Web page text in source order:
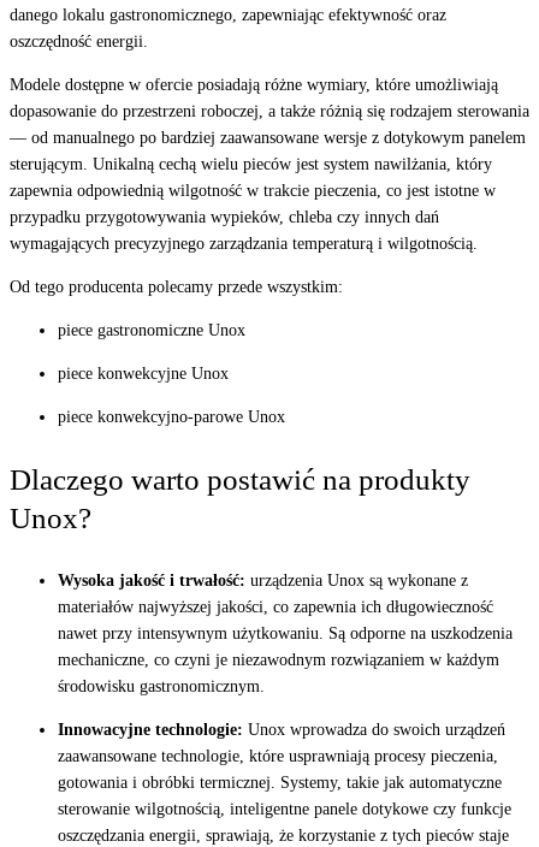
danego lokalu gastronomicznego, zapewniając efektywność oraz
oszczędność energii.
Modele dostępne w ofercie posiadają różne wymiary, które umożliwiają
dopasowanie do przestrzeni roboczej, a także różnią się rodzajem sterowania
— od manualnego po bardziej zaawansowane wersje z dotykowym panelem
sterującym. Unikalną cechą wielu pieców jest system nawilżania, który
zapewnia odpowiednią wilgotność w trakcie pieczenia, co jest istotne w
przypadku przygotowywania wypieków, chleba czy innych dań
wymagających precyzyjnego zarządzania temperaturą i wilgotnością.
Od tego producenta polecamy przede wszystkim:
piece gastronomiczne Unox
piece konwekcyjne Unox
piece konwekcyjno-parowe Unox
Dlaczego warto postawić na produkty
Unox?
Wysoka jakość i trwałość: urządzenia Unox są wykonane z
materiałów najwyższej jakości, co zapewnia ich długowieczność
nawet przy intensywnym użytkowaniu. Są odporne na uszkodzenia
mechaniczne, co czyni je niezawodnym rozwiązaniem w każdym
środowisku gastronomicznym.
Innowacyjne technologie: Unox wprowadza do swoich urządzeń
zaawansowane technologie, które usprawniają procesy pieczenia,
gotowania i obróbki termicznej. Systemy, takie jak automatyczne
sterowanie wilgotnością, inteligentne panele dotykowe czy funkcje
oszczędzania energii, sprawiają, że korzystanie z tych pieców staje